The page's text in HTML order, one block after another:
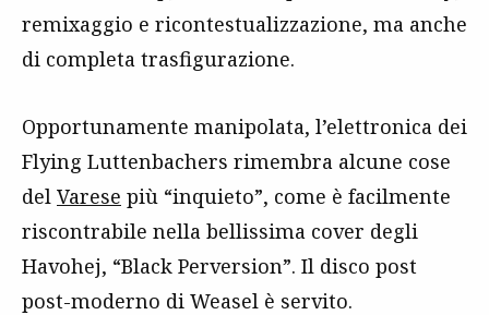
remixaggio e ricontestualizzazione, ma anche
di completa trasfigurazione.
Opportunamente manipolata, l’elettronica dei
Flying Luttenbachers rimembra alcune cose
del Varese più “inquieto”, come è facilmente
riscontrabile nella bellissima cover degli
Havohej, “Black Perversion”. Il disco post
post-moderno di Weasel è servito.